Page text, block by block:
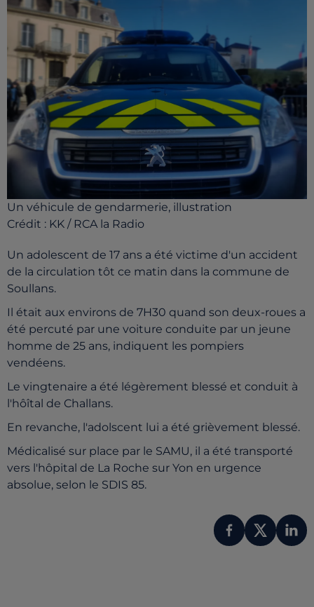
Un véhicule de gendarmerie, illustration
Crédit : KK / RCA la Radio
Un adolescent de 17 ans a été victime d'un accident
de la circulation tôt ce matin dans la commune de
Soullans.
Il était aux environs de 7H30 quand son deux-roues a
été percuté par une voiture conduite par un jeune
homme de 25 ans, indiquent les pompiers
vendéens.
Le vingtenaire a été légèrement blessé et conduit à
l'hôîtal de Challans.
En revanche, l'adolscent lui a été grièvement blessé.
Médicalisé sur place par le SAMU, il a été transporté
vers l'hôpital de La Roche sur Yon en urgence
absolue, selon le SDIS 85.